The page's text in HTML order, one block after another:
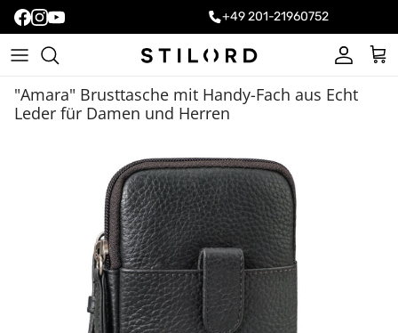
+49 201-21960752
Konto
"Amara" Brusttasche mit Handy-Fach aus Echt
Leder für Damen und Herren